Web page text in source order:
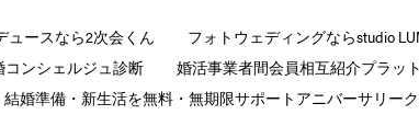
ュースなら2次会くん フォトウェディングならstudio
ンシェルジュ診断
婚活事業者間会員相互紹介プラッ
結婚準備・新生活を無料・無期限サポートアニバーサリー